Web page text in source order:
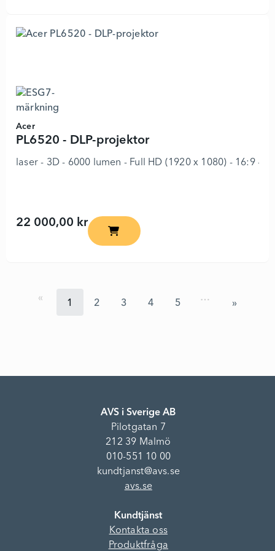
Acer
PL6520 - DLP-projektor
laser - 3D - 6000 lumen - Full HD (1920 x 1080) - 16:9 -
22 000,00 krPL6520 - DLP-projektor - 8497823 -
1 2 3 4 5
…
AVS i Sverige AB
Pilotgatan 7
212 39 Malmö
010-551 10 00
kundtjanst@avs.se
avs.se
Kundtjänst
Kontakta oss
Produktfråga